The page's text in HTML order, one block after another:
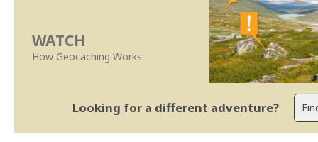
WATCH
How Geocaching Works
Looking for a different adventure?